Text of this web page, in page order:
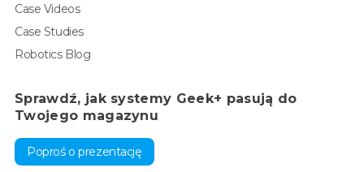
Case Videos
Case Studies
Robotics Blog
Sprawdź, jak systemy Geek+ pasują do
Twojego magazynu
Poproś o prezentację